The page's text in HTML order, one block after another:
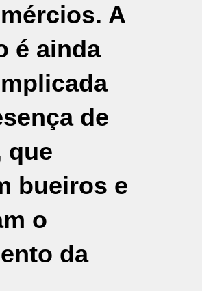
A
é ainda
de
que
bueiros e
o
da